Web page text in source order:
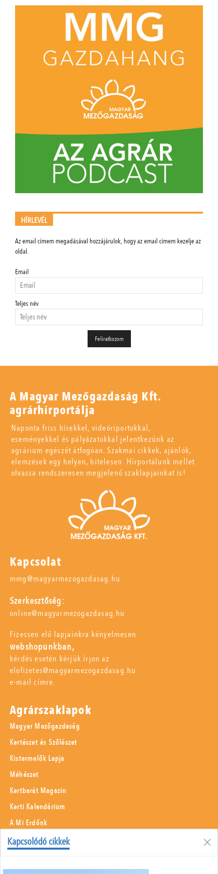
Kapcsolódó cikkek
HÍRLEVÉL
Az email címem megadásával hozzájárulok, hogy az email címem kezelje az
oldal.
Email
Teljes név
A Magyar Mezőgazdaság Kft.
agrárhírportálja
Naponta friss hírekkel, videóriportokkal,
eseményekkel és pályázatokkal jelentkezünk az
agrárium egészét átfogóan. Szakmai cikkek, ajánlók,
elemzések egy helyen, hitelesen. Hírportálunk mellet
olvassa rendszeresen megjelenő szaklapjainkat is!
Kapcsolat
mmg@magyarmezogazdasag.hu
Szerkesztőség:
online@magyarmezogazdasag.hu
Fizessen elő lapjainkra kényelmesen
webshopunkban,
kérdés esetén kérjük írjon az
elofizetes@magyarmezogazdasag.hu
e-mail címre.
Agrárszaklapok
Magyar Mezőgazdaság
Kertészet és Szőlészet
Kistermelők Lapja
Méhészet
Kertbarát Magazin
Kerti Kalendárium
A Mi Erdőnk
Borászati Füzetek